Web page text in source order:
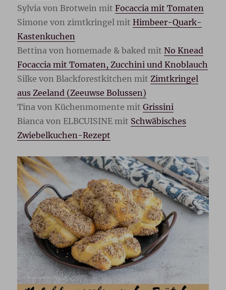
Sylvia von Brotwein mitFocaccia mit Tomaten
Simone von zimtkringel mitHimbeer-Quark-
Kastenkuchen
Bettina von homemade & baked mitNo Knead
Focaccia mit Tomaten, Zucchini und Knoblauch
Silke von Blackforestkitchen mitZimtkringel
aus Zeeland (Zeeuwse Bolussen)
Tina von Küchenmomente mitGrissini
Bianca von ELBCUISINE mit Schwäbisches
Zwiebelkuchen-Rezept